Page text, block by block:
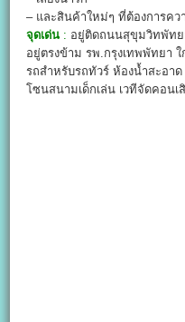
– และสินค้าใหม่ๆ ที่ต้องการควา
จุดเด่น : อยู่ติดถนนสุขุมวิทพัทย
อยู่ตรงข้าม รพ.กรุงเทพพัทยา
รถสำหรับรถทัวร์ ห้องน้ำสะอา
โซนสนามเด็กเล่น เวทีจัดคอนเ